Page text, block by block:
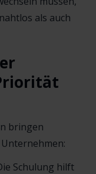
als auch
bringen
Schulung hilft